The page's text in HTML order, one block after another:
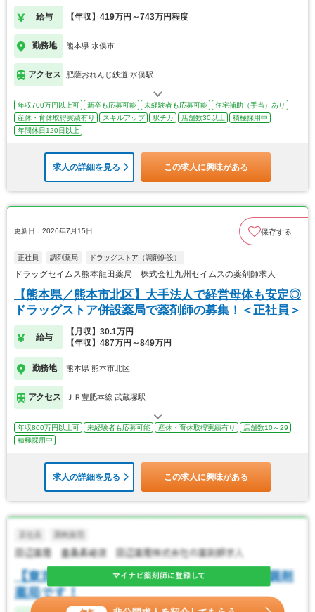
給与 【年収】419万円～743万円程度
勤務地 熊本県 水俣市
アクセス 肥薩おれんじ鉄道 水俣駅
年収700万円以上可 新卒も応募可能 未経験者も応募可能
住宅補助（手当）あり
産休・育休取得実績有り
スキルアップ 駅チカ 店舗数30以上
積極採用中
年間休日120日以上
求人の詳細を見る この求人に興味がある
更新日：2026年7月15日 保存する
正社員 調剤薬局 ドラッグストア（調剤併設）
ドラッグセイムス熊本龍田薬局 株式会社九州セイムスの薬剤師求人
【熊本県／熊本市北区】大手法人で経営母体も安定◎
ドラッグストア併設薬局で薬剤師の募集！＜正社員＞
給与
【月収】30.1万円
【年収】487万円～849万円
勤務地 熊本県 熊本市北区
アクセス ＪＲ豊肥本線 武蔵塚駅
年収800万円以上可 未経験者も応募可能 産休・育休取得実績有り
店舗数10～29
積極採用中
求人の詳細を見る この求人に興味がある